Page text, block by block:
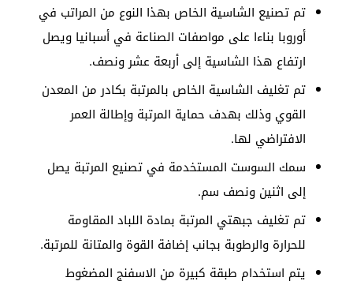
تم تصنيع الشاسية الخاص بهذا النوع من المراتب في
أوروبا بناءا على مواصفات الصناعة في أسبانيا ويصل
ارتفاع هذا الشاسية إلى أربعة عشر ونصف.
تم تغليف الشاسية الخاص بالمرتبة بكادر من المعدن
القوي وذلك بهدف حماية المرتبة وإطالة العمر
الافتراضي لها.
سمك السوست المستخدمة في تصنيع المرتبة يصل
إلى اثنين ونصف سم.
تم تغليف جبهتي المرتبة بمادة اللباد المقاومة
للحرارة والرطوبة بجانب إضافة القوة والمتانة للمرتبة.
يتم استخدام طبقة كبيرة من الاسفنج المضغوط